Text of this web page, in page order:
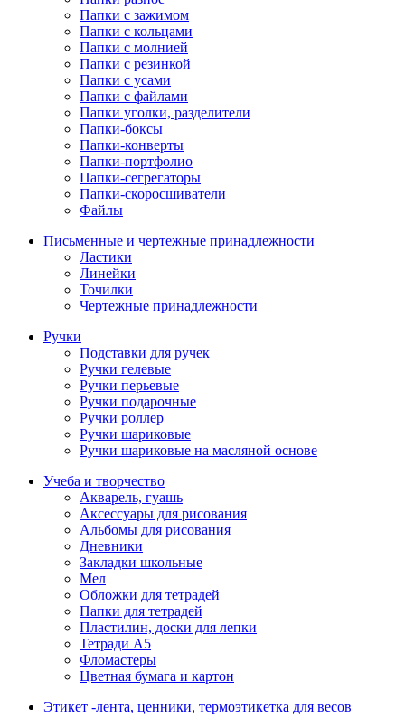
Папки с зажимом
Папки с кольцами
Папки с молнией
Папки с резинкой
Папки с усами
Папки с файлами
Папки уголки, разделители
Папки-боксы
Папки-конверты
Папки-портфолио
Папки-сегрегаторы
Папки-скоросшиватели
Файлы
Письменные и чертежные принадлежности
Ластики
Линейки
Точилки
Чертежные принадлежности
Ручки
Подставки для ручек
Ручки гелевые
Ручки перьевые
Ручки подарочные
Ручки роллер
Ручки шариковые
Ручки шариковые на масляной основе
Учеба и творчество
Акварель, гуашь
Аксессуары для рисования
Альбомы для рисования
Дневники
Закладки школьные
Мел
Обложки для тетрадей
Папки для тетрадей
Пластилин, доски для лепки
Тетради А5
Фломастеры
Цветная бумага и картон
Этикет -лента, ценники, термоэтикетка для весов